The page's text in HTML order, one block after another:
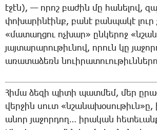
է­ջէն), — ո­րոշ բա­ժին մը հա­նե­լով,
փո­խա­րի­նէինք, բա­նէ բան­պա­կէ լուր
«մա­տաղ­ցու ոչ­խար» ըն­կե­րոջ
յայ­տա­րա­րու­թիւ­նով, ո­րուն կը
ա­ռա­տա­ձեռն
­Հի­մա ձե­զի պի­տի պատ­մեմ, մեր
վեր­ջին սուտ «նշա­նա­խօ­սու­թիւն»ը,
ա­նոր յա­ջոր­դող… ի­րա­կան